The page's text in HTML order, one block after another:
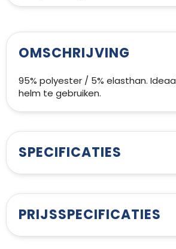
OMSCHRIJVING
95% polyester / 5% elasthan.
helm te gebruiken.
SPECIFICATIES
PRIJSSPECIFICATIES